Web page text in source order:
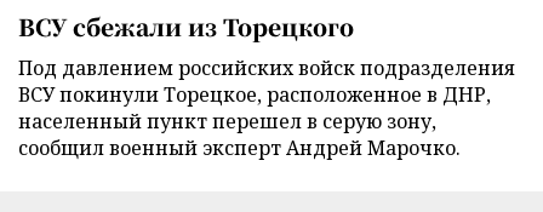
ВСУ сбежали из Торецкого
Под давлением российских войск подразделения
ВСУ покинули Торецкое, расположенное в ДНР,
населенный пункт перешел в серую зону,
сообщил военный эксперт Андрей Марочко.